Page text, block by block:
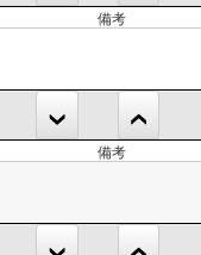
備考
備考